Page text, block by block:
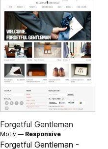
Forgetful Gentleman
Motiv — Responsive
Forgetful Gentleman -